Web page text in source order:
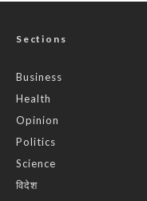
Sections
Business
Health
Opinion
Politics
Science
विदेश